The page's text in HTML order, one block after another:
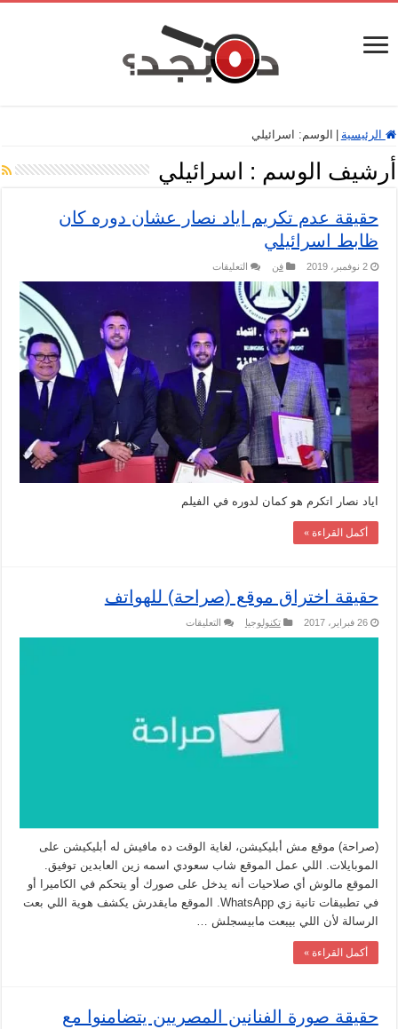
الرئيسية الوسم: اسرائيلي
أرشيف الوسم : اسرائيلي
حقيقة عدم تكريم اياد نصار عشان دوره كان
ظابط اسرائيلي
2 نوفمبر، 2019 فن التعليقات
اياد
نصار
عشان
دوره
كان
ظابط
اسرائيلي
مغلقة
اياد نصار اتكرم هو كمان لدوره في الفيلم
أكمل القراءة »
حقيقة اختراق موقع (صراحة) للهواتف
26 فبراير، 2017 تكنولوجيا التعليقات
(صراحة) موقع مش أبليكيشن، لغاية الوقت ده مافيش له أبليكيشن على
الموبايلات. اللي عمل الموقع شاب سعودي اسمه زين العابدين توفيق.
الموقع مالوش أي صلاحيات أنه يدخل على صورك أو يتحكم في الكاميرا أو
في تطبيقات تانية زي WhatsApp. الموقع مايقدرش يكشف هوية اللي بعت
الرسالة لأن اللي بيبعت مابيسجلش …
أكمل القراءة »
حقيقة صورة الفنانين المصريين يتضامنوا مع